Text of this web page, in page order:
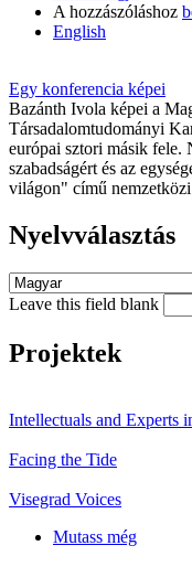
A hozzászóláshoz
English
Egy konferencia képei
Bazánth Ivola képei a
Társadalomtudományi
európai sztori másik fele.
szabadságért és az
világon" című
Nyelvválasztás
Leave this field blank
Projektek
Intellectuals and Experts
Facing the Tide
Visegrad Voices
Mutass még